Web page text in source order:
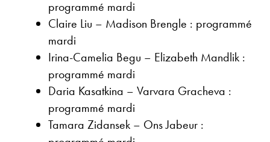
programmé mardi
Claire Liu – Madison Brengle : programmé
mardi
Irina-Camelia Begu – Elizabeth Mandlik :
programmé mardi
Daria Kasatkina – Varvara Gracheva :
programmé mardi
Tamara Zidansek – Ons Jabeur :